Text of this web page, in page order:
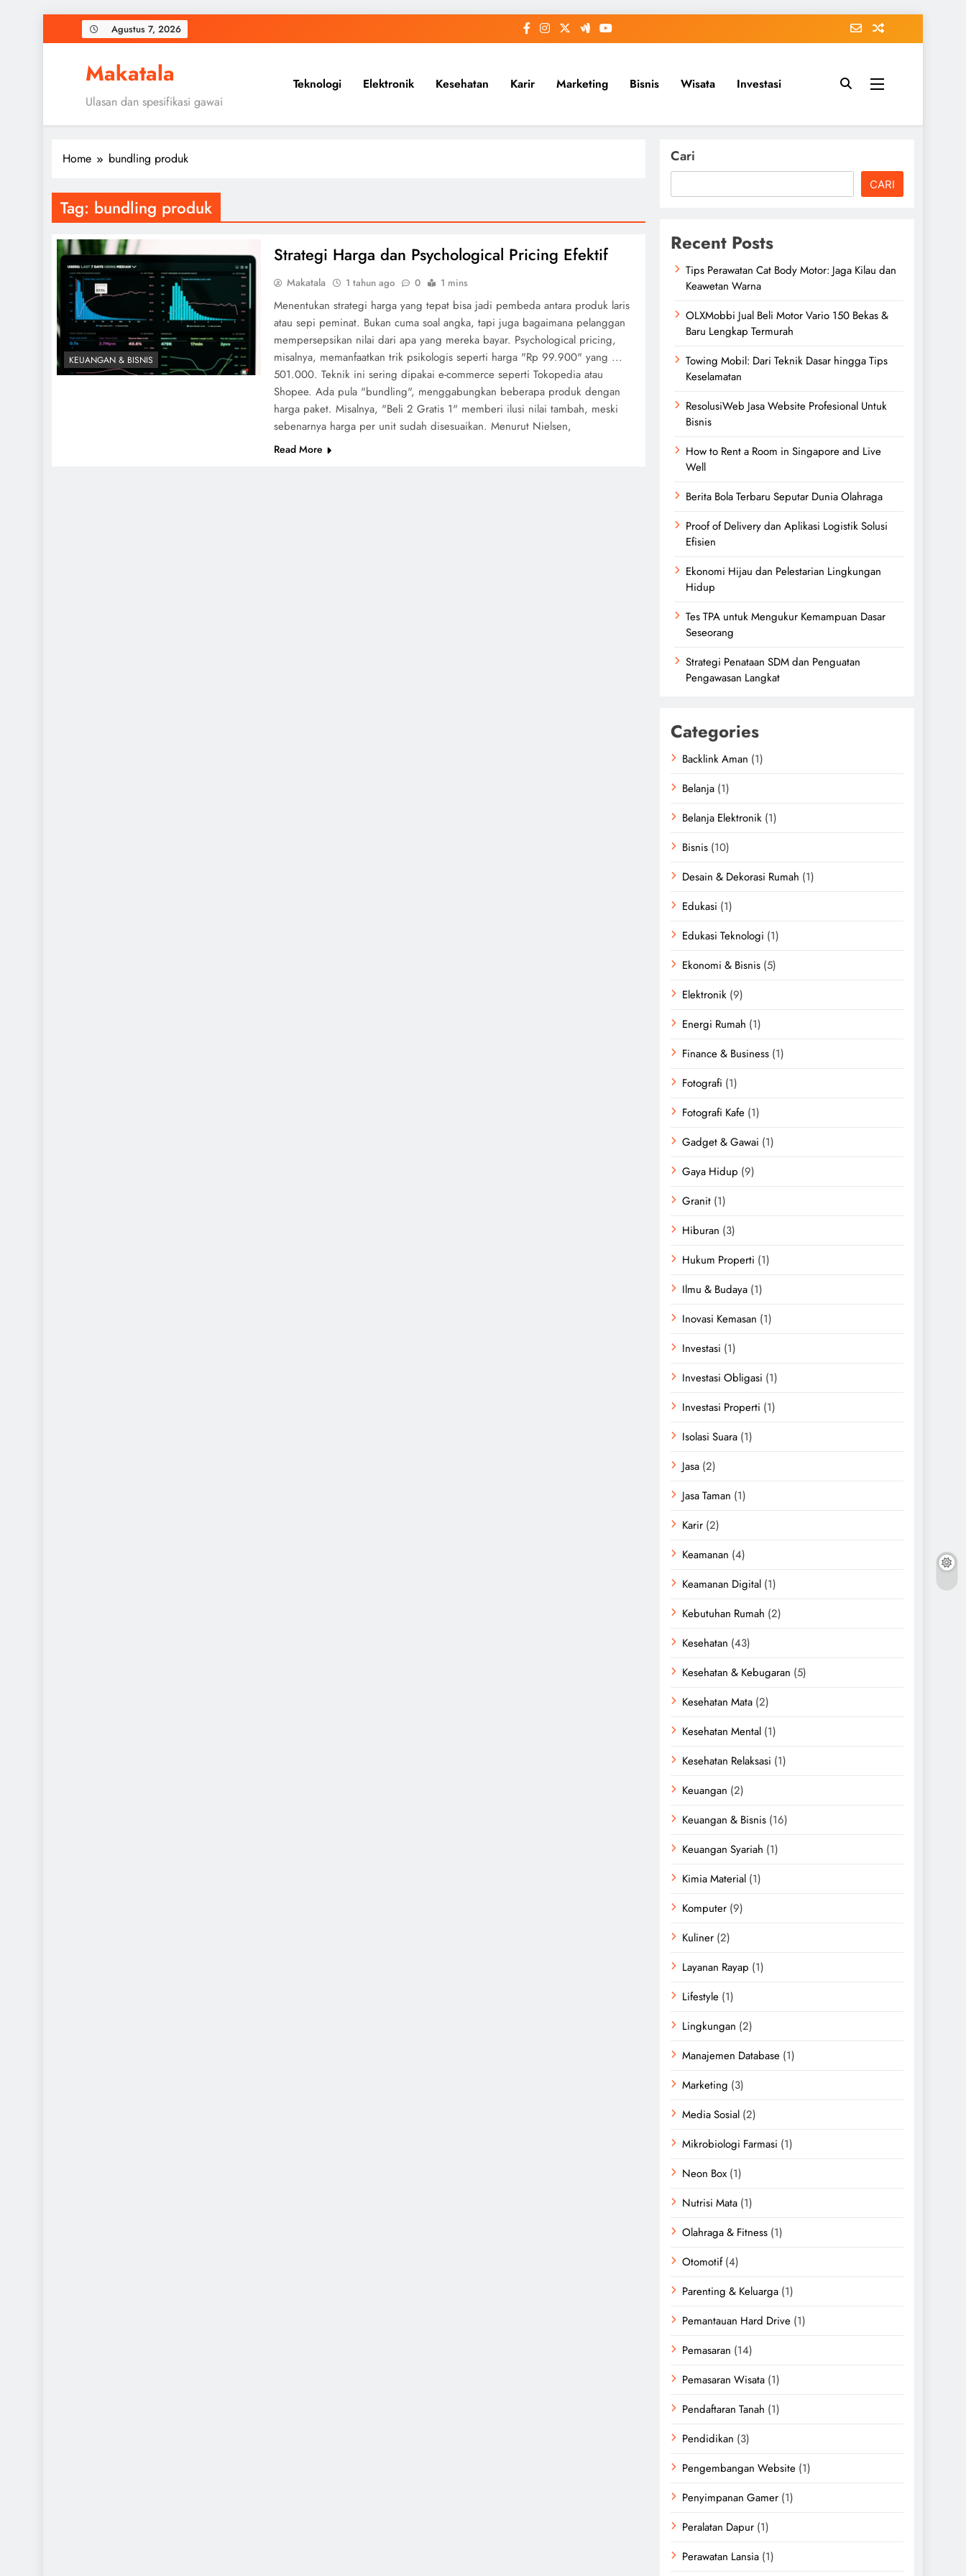
to
Agustus 7, 2026
Makatala
Ulasan dan spesifikasi gawai
Teknologi Elektronik Kesehatan Karir Marketing Bisnis Wisata Investasi
Home bundling produk
Tag: bundling produk
KEUANGAN & BISNIS
Strategi Harga dan Psychological Pricing Efektif
Makatala 1 tahun ago 0 1 mins
Menentukan strategi harga yang tepat bisa jadi pembeda antara produk laris
atau sepi peminat. Bukan cuma soal angka, tapi juga bagaimana pelanggan
mempersepsikan nilai dari apa yang mereka bayar. Psychological pricing,
misalnya, memanfaatkan trik psikologis seperti harga "Rp 99.900" yang ...
501.000. Teknik ini sering dipakai e-commerce seperti Tokopedia atau
Shopee. Ada pula "bundling", menggabungkan beberapa produk dengan
harga paket. Misalnya, "Beli 2 Gratis 1" memberi ilusi nilai tambah, meski
sebenarnya harga per unit sudah disesuaikan. Menurut Nielsen,
Read More
Cari
CARI
Recent Posts
Tips Perawatan Cat Body Motor: Jaga Kilau dan
Keawetan Warna
OLXMobbi Jual Beli Motor Vario 150 Bekas &
Baru Lengkap Termurah
Towing Mobil: Dari Teknik Dasar hingga Tips
Keselamatan
ResolusiWeb Jasa Website Profesional Untuk
Bisnis
How to Rent a Room in Singapore and Live
Well
Berita Bola Terbaru Seputar Dunia Olahraga
Proof of Delivery dan Aplikasi Logistik Solusi
Efisien
Ekonomi Hijau dan Pelestarian Lingkungan
Hidup
Tes TPA untuk Mengukur Kemampuan Dasar
Seseorang
Strategi Penataan SDM dan Penguatan
Pengawasan Langkat
Categories
Backlink Aman (1)
Belanja (1)
Belanja Elektronik (1)
Bisnis (10)
Desain & Dekorasi Rumah (1)
Edukasi (1)
Edukasi Teknologi (1)
Ekonomi & Bisnis (5)
Elektronik (9)
Energi Rumah (1)
Finance & Business (1)
Fotografi (1)
Fotografi Kafe (1)
Gadget & Gawai (1)
Gaya Hidup (9)
Granit (1)
Hiburan (3)
Hukum Properti (1)
Ilmu & Budaya (1)
Inovasi Kemasan (1)
Investasi (1)
Investasi Obligasi (1)
Investasi Properti (1)
Isolasi Suara (1)
Jasa (2)
Jasa Taman (1)
Karir (2)
Keamanan (4)
Keamanan Digital (1)
Kebutuhan Rumah (2)
Kesehatan (43)
Kesehatan & Kebugaran (5)
Kesehatan Mata (2)
Kesehatan Mental (1)
Kesehatan Relaksasi (1)
Keuangan (2)
Keuangan & Bisnis (16)
Keuangan Syariah (1)
Kimia Material (1)
Komputer (9)
Kuliner (2)
Layanan Rayap (1)
Lifestyle (1)
Lingkungan (2)
Manajemen Database (1)
Marketing (3)
Media Sosial (2)
Mikrobiologi Farmasi (1)
Neon Box (1)
Nutrisi Mata (1)
Olahraga & Fitness (1)
Otomotif(4)
Parenting & Keluarga (1)
Pemantauan Hard Drive (1)
Pemasaran (14)
Pemasaran Wisata (1)
Pendaftaran Tanah (1)
Pendidikan (3)
Pengembangan Website (1)
Penyimpanan Gamer (1)
Peralatan Dapur (1)
Perawatan Lansia (1)